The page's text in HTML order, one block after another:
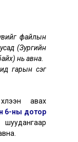
файлын
(Зургийн
нь авна.
гарын үсэг
авах
6-ны дотор
шуудангаар